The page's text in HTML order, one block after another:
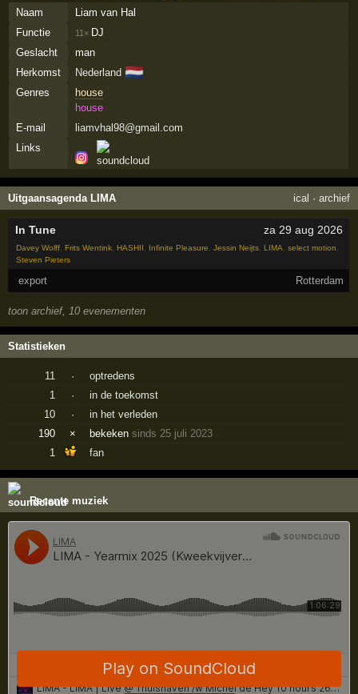
Naam
Liam van Hal
Functie
11× DJ
Geslacht
man
Herkomst
Nederland 🇳🇱
Genres
house
house
E-mail
liamvhal98@gmail.com
Links
Uitgaansagenda LIMA ical · archief
In Tune za 29 aug 2026
Davey Wolff ,Frits Wentink ,HASHII Infinite Pleasure ,Jessin Neijts ,LIMA ,select motion
Steven Pieters
export Rotterdam
toon archief, 10 evenementen
Statistieken
11 ·
optredens
1
·
in de toekomst
10
·
in het verleden
190
× bekekensinds 25 juli 2023
1
fan
Recente muziek